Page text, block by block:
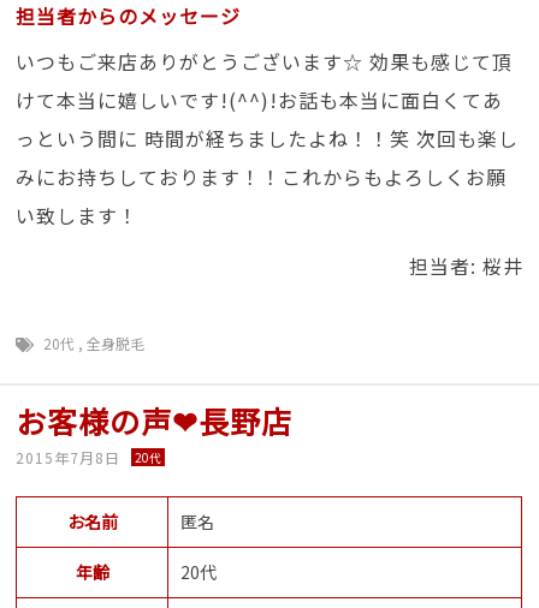
担当者からのメッセージ
いつもご来店ありがとうございます☆ 効果も感じて頂
けて本当に嬉しいです!(^^)!お話も本当に面白くてあ
っという間に 時間が経ちましたよね！！笑 次回も楽し
みにお持ちしております！！これからもよろしくお願
い致します！
担当者: 桜井
20代 ,全身脱毛
お客様の声❤長野店
2015年7月8日 20代
お名前 匿名
年齢 20代